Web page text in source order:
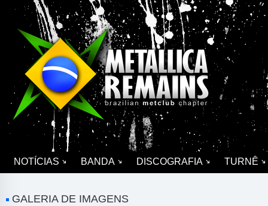
NOTÍCIAS BANDA DISCOGRAFIA TURNÊ
GALERIA DE IMAGENS